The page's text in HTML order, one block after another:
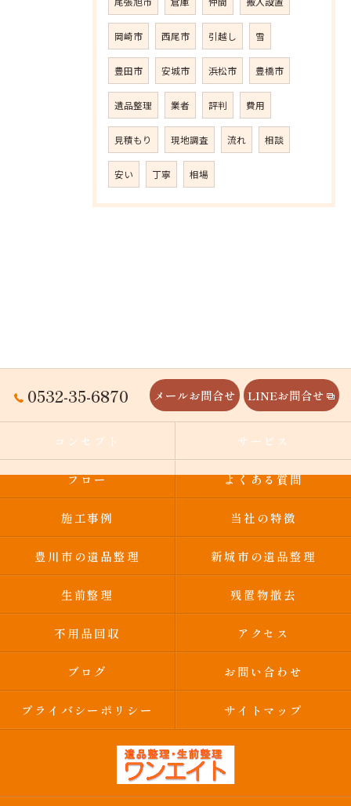
岡崎市 西尾市 引越し 雪
豊田市 安城市 浜松市 豊橋市
遺品整理 業者 評判 費用
見積もり 現地調査 流れ 相談
安い 丁寧 相場
0532-35-6870 メールお問合せ LINEお問合せ
コンセプト サービス
フロー よくある質問
施工事例 当社の特徴
豊川市の遺品整理 新城市の遺品整理
生前整理 残置物撤去
不用品回収 アクセス
ブログ お問い合わせ
プライバシーポリシー サイトマップ